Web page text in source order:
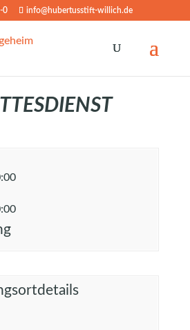
0 info@hubertusstift-willich.de